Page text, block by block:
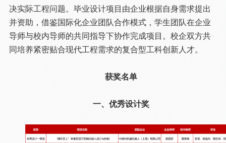
决实际工程问题。毕业设计项目由企业根据自身需求提出
并资助，借鉴国际化企业团队合作模式，学生团队在企业
导师与校内导师的共同指导下协作完成项目。校企双方共
同培养紧密贴合现代工程需求的复合型工科创新人才。
获奖名单
一、优秀设计奖